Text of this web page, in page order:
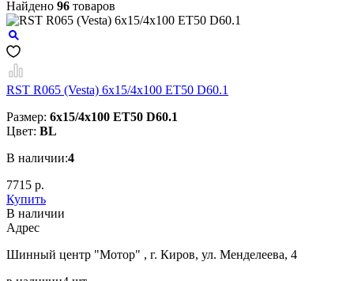
Найдено 96 товаров
RST R065 (Vesta) 6x15/4x100 ET50 D60.1
Размер: 6x15/4x100 ET50 D60.1
Цвет: BL
В наличии:4
7715 р.
Купить
В наличии
Aдрес
Шинный центр "Мотор" , г. Киров, ул. Менделеева, 4